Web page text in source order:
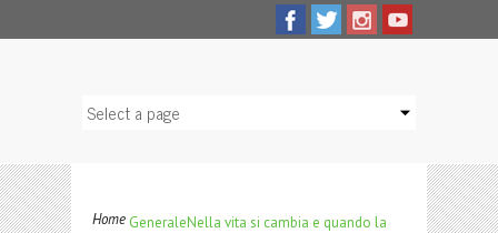
Home GeneraleNella vita si cambia e quando la